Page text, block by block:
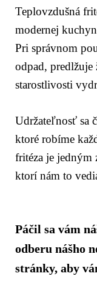
Teplovzdušná
modernej
Pri správnom
odpad,
starostlivosti
Udržateľnosť sa
ktoré robíme
fritéza je jedným
ktorí nám to
Páčil sa vám
odberu nášho
stránky, aby